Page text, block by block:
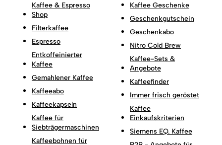
Kaffee & Espresso
Shop
Filterkaffee
Espresso
Entkoffeinierter
Kaffee
Gemahlener Kaffee
Kaffeeabo
Kaffeekapseln
Kaffee für
Siebträgermaschinen
Kaffeebohnen für
Kaffee Geschenke
Geschenkgutschein
Geschenkabo
Nitro Cold Brew
Kaffee-Sets &
Angebote
Kaffeefinder
Immer frisch geröstet
Kaffee
Einkaufskriterien
Siemens EQ. Kaffee